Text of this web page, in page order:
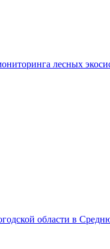
лесных
области в